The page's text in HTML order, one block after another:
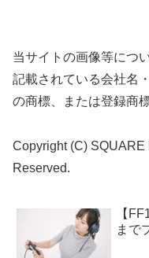
当サイトの画像等につ
記載されている会社名
の商標、または登録商標
Copyright (C)
Reserved.
【
まで